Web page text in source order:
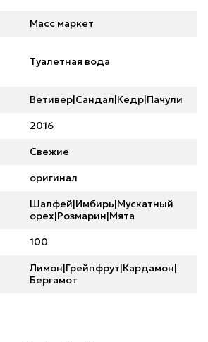
Масс маркет
Туалетная вода
Ветивер|Сандал|Кедр|Пачули
2016
Свежие
оригинал
Шалфей|Имбирь|Мускатный
орех|Розмарин|Мята
100
Лимон|Грейпфрут|Кардамон|
Бергамот